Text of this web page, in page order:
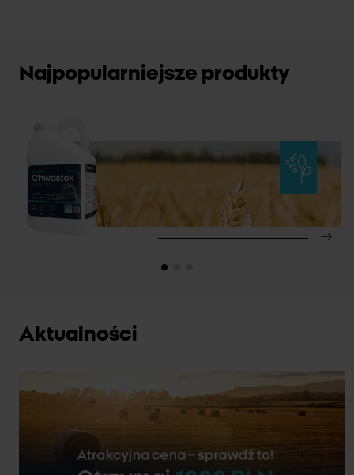
Najpopularniejsze produkty
Aktualności